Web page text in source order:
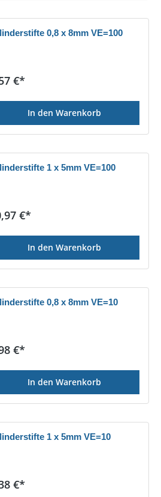
0,8 x 8mm VE=100
Preis:
€*
In den Warenkorb
1 x 5mm VE=100
Preis:
€*
In den Warenkorb
0,8 x 8mm VE=10
Preis:
€*
In den Warenkorb
1 x 5mm VE=10
Preis:
€*